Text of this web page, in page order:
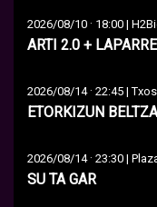
2026/08/10 · 18:00 |
ARTI 2.0 +
2026/08/14· 22:45 |
ETORKIZUN BELTZA
2026/08/14· 23:30 |
SU TA GAR